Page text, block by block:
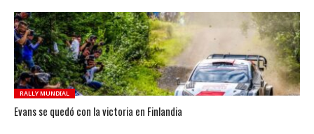
RALLY MUNDIAL
Evans se quedó con la victoria en Finlandia